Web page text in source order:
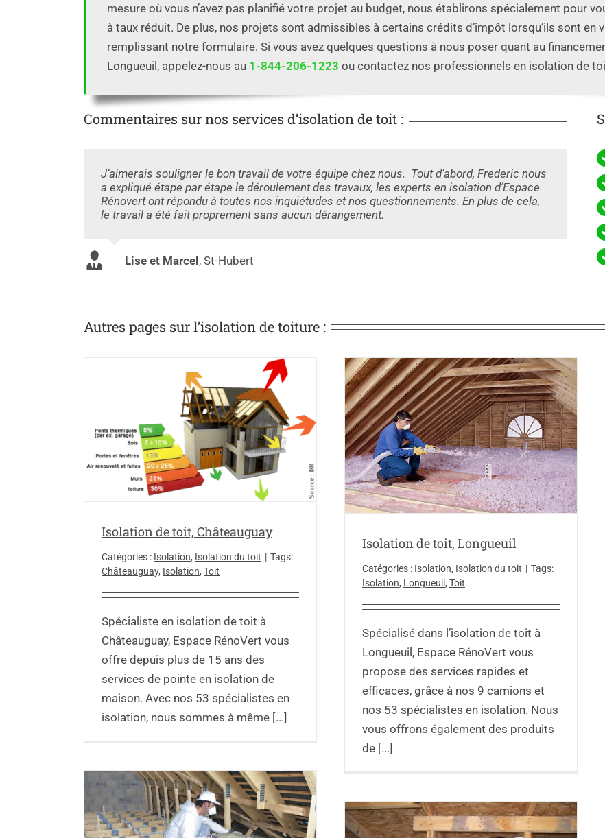
mesure où vous n’avez pas planifié votre projet au budget, nous établirons spécialement pour
à taux réduit. De plus, nos projets sont admissibles à certains crédits d’impôt lorsqu’ils sont en
remplissant notre formulaire. Si vous avez quelques questions à nous poser quant au
Longueuil, appelez-nous au 1-844-206-1223 ou contactez nos professionnels en isolation de
Commentaires sur nos services d’isolation de toit :
J’aimerais souligner le bon travail de votre équipe chez nous. Tout d’abord, Frederic nous
a expliqué étape par étape le déroulement des travaux, les experts en isolation d’Espace
Rénovert ont répondu à toutes nos inquiétudes et nos questionnements. En plus de cela,
le travail a été fait proprement sans aucun dérangement.
Lise et Marcel, St-Hubert
Autres pages sur l’isolation de toiture :
Isolation de toit, Châteauguay
Catégories : Isolation, Isolation du toit | Tags:
Châteauguay, Isolation, Toit
Spécialiste en isolation de toit à
Châteauguay, Espace RénoVert vous
offre depuis plus de 15 ans des
services de pointe en isolation de
maison. Avec nos 53 spécialistes en
isolation, nous sommes à même [...]
Isolation de toit, Longueuil
Isolation Isolation du toit
Isolation de toit, Longueuil
Catégories : Isolation, Isolation du toit | Tags:
Isolation, Longueuil , Toit
Spécialisé dans l’isolation de toit à
Longueuil, Espace RénoVert vous
propose des services rapides et
efficaces, grâce à nos 9 camions et
nos 53 spécialistes en isolation. Nous
vous offrons également des produits
de [...]
Isolation de toit, Repentigny
Isolation Isolation du toit